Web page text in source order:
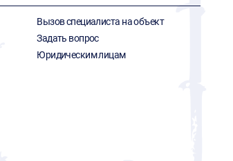
Вызов специалиста на объект
Задать вопрос
Юридическим лицам